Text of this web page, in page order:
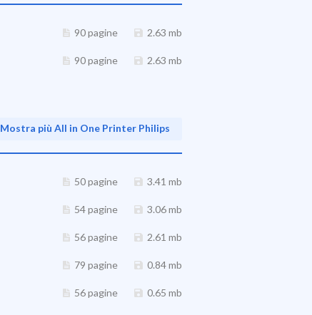
90 pagine 2.63 mb
90 pagine 2.63 mb
Mostra più All in One Printer Philips
50 pagine 3.41 mb
54 pagine 3.06 mb
56 pagine 2.61 mb
79 pagine 0.84 mb
56 pagine 0.65 mb